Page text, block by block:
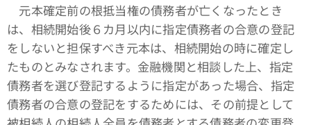
元本確定前の根抵当権の債務者が亡くなったとき
は、相続開始後６カ月以内に指定債務者の合意の登記
をしないと担保すべき元本は、相続開始の時に確定し
たものとみなされます。金融機関と相談した上、指定
債務者を選び登記するように指定があった場合、指定
債務者の合意の登記をするためには、その前提として